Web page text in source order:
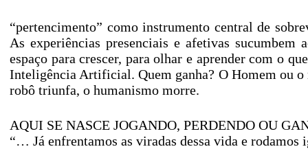
“pertencimento” como instrumento central de
As experiências presenciais e afetivas
espaço para crescer, para olhar e aprender com o
Inteligência Artificial. Quem ganha? O Homem ou o
robô triunfa, o humanismo morre.
AQUI SE NASCE JOGANDO, PERDENDO OU
“… Já enfrentamos as viradas dessa vida e